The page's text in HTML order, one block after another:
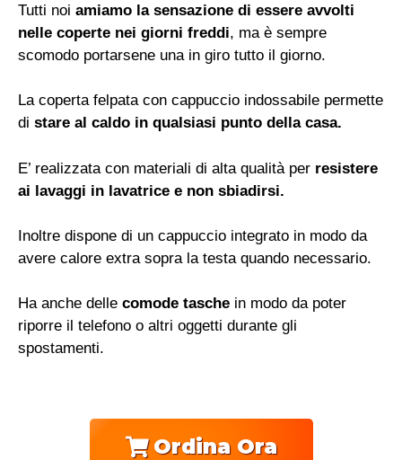
Tutti noi amiamo la sensazione di essere avvolti
nelle coperte nei giorni freddi, ma è sempre
scomodo portarsene una in giro tutto il giorno.
La coperta felpata con cappuccio indossabile permette
di stare al caldo in qualsiasi punto della casa.
E’ realizzata con materiali di alta qualità per resistere
ai lavaggi in lavatrice e non sbiadirsi.
Inoltre dispone di un cappuccio integrato in modo da
avere calore extra sopra la testa quando necessario.
Ha anche delle comode tasche in modo da poter
riporre il telefono o altri oggetti durante gli
spostamenti.
Ordina Ora